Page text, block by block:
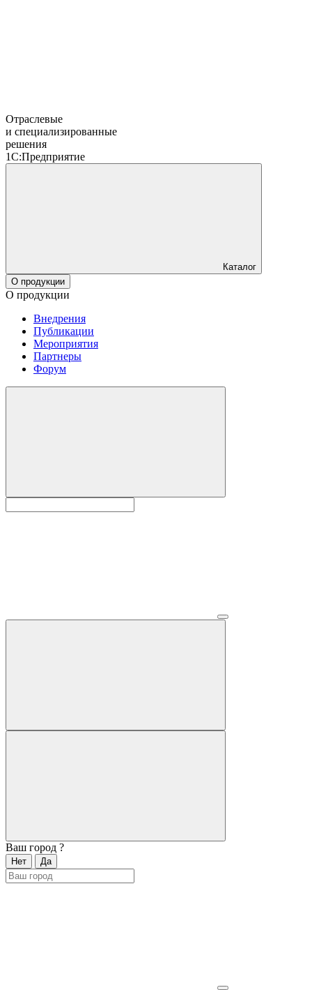
Отраслевые
и специализированные
решения
1С:Предприятие
Каталог
О продукции
О продукции
Внедрения
Публикации
Мероприятия
Партнеры
Форум
Ваш город ?
Нет Да